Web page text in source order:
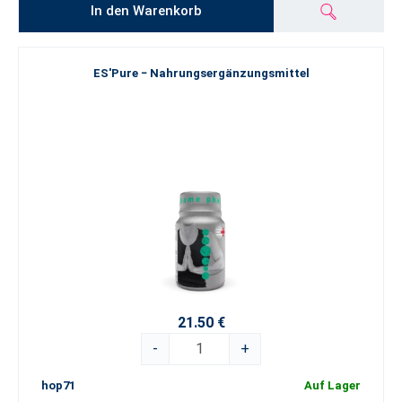
In den Warenkorb
ES'Pure − Nahrungsergänzungsmittel
21.50 €
-
+
hop71 Auf Lager